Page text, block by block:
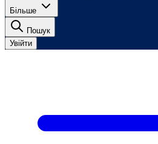
Більше
Пошук
Увійти